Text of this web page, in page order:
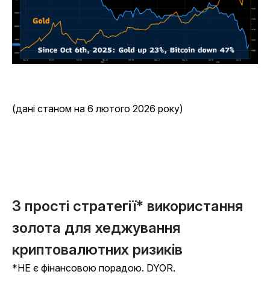
(дані станом на 6 лютого 2026 року)
3 прості стратегії* використання
золота для хеджування
криптовалютних ризиків
*НЕ є фінансовою порадою. DYOR.